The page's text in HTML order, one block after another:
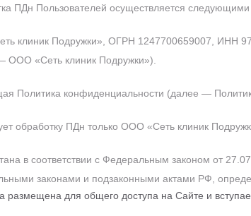
ПДн Пользователей осуществляется
клиник Подружки», ОГРН 1247700659007, ИНН
ООО «Сеть клиник Подружки»).
Политика конфиденциальности (далее —
обработку ПДн только ООО «Сеть клиник
в соответствии с Федеральным законом от
законами и подзаконными актами РФ,
размещена для общего доступа на Сайте и